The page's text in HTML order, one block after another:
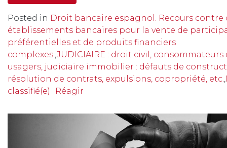
Posted in Droit bancaire espagnol. Recours contre
établissements bancaires pour la vente de
préférentielles et de produits financiers
complexes.,JUDICIAIRE : droit civil, consommateurs
usagers, judiciaire immobilier : défauts de
résolution de contrats, expulsions, copropriété, etc.,
classifié(e)
Réagir